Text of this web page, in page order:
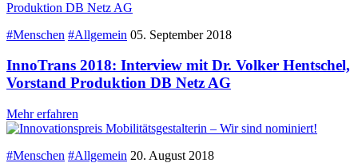
#Menschen #Allgemein 05. September 2018
InnoTrans 2018: Interview mit Dr. Volker Hentschel,
Vorstand Produktion DB Netz AG
Mehr erfahren
#Menschen #Allgemein 20. August 2018